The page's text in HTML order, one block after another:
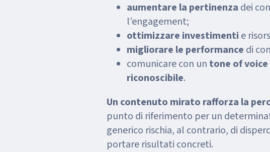
aumentare la pertinenza dei
l’engagement;
ottimizzare investimenti e
migliorare le performance di
comunicare con un tone of
riconoscibile.
Un contenuto mirato rafforza la
punto di riferimento per un
generico rischia, al contrario, di
portare risultati concreti.